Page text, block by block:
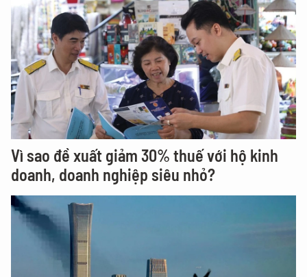
Vì sao đề xuất giảm 30% thuế với hộ kinh
doanh, doanh nghiệp siêu nhỏ?